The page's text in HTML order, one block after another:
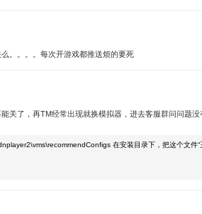
。。。。每次开游戏都推送烦的要死
关了，再TM经常出现就换模拟器，进去客服群问问题
在安装目录下，把这个文件“